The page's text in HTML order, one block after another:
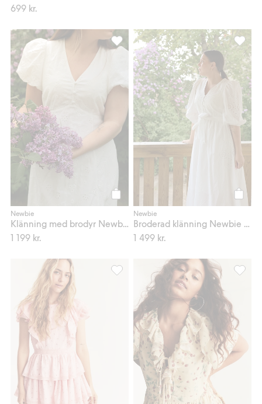
699 kr.
Köp
Newbie
Klänning med brodyr Newbie Woman
1 199 kr.
Klänning med brodyr Newbie
Köp
Newbie
Broderad klänning Newbie Woman
1 499 kr.
Småblommig klänning Newbie